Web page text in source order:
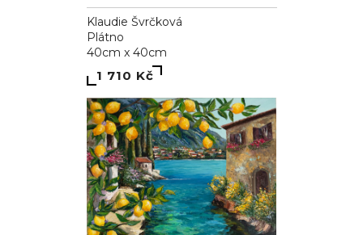
Klaudie Švrčková
Plátno
40cm x 40cm
1 710 Kč